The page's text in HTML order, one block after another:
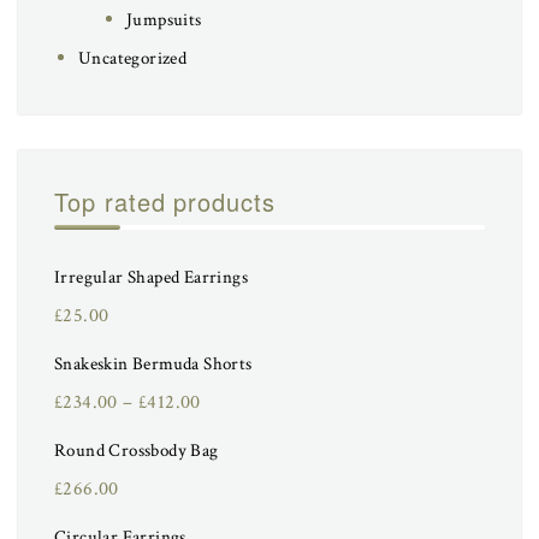
Jumpsuits
Uncategorized
Top rated products
Irregular Shaped Earrings
£25.00
Snakeskin Bermuda Shorts
£234.00 –£412.00
Round Crossbody Bag
£266.00